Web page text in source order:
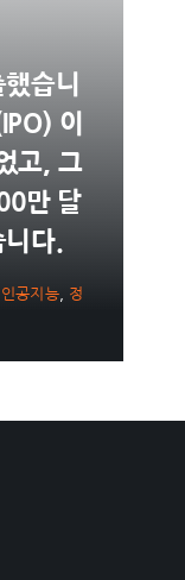
습니
이
고, 그
만 달
다.
인공지능, 정